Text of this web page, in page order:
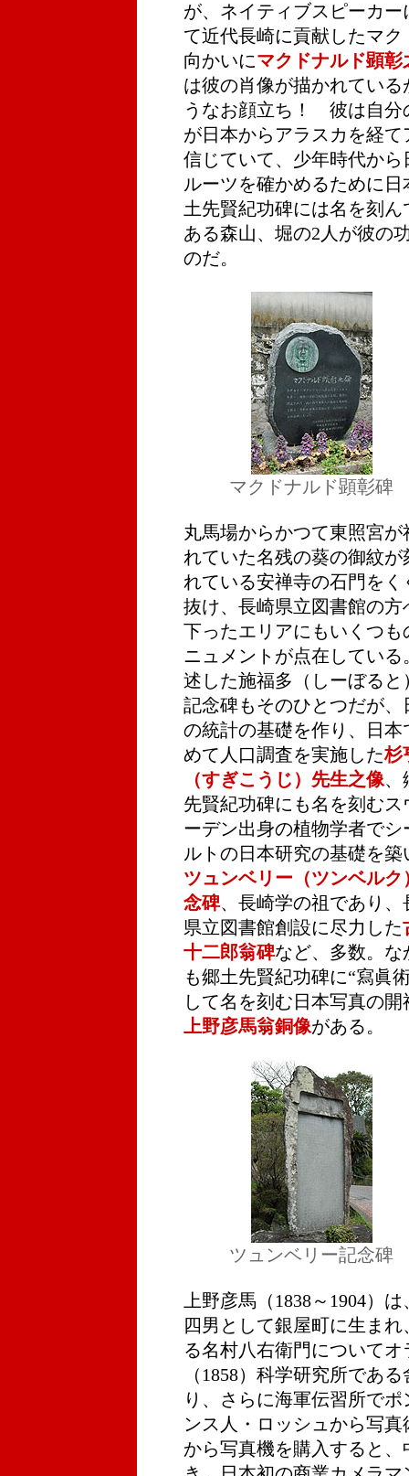
が、ネイティブスピーカ
て近代長崎に貢献したマ
向かいにマクドナルド顕彰
は彼の肖像が描かれてい
うなお顔立ち！ 彼は自分
が日本からアラスカを経
信じていて、少年時代か
ルーツを確かめるために
土先賢紀功碑には名を刻
ある森山、堀の2人が彼の
のだ。
マクドナルド顕彰碑
丸馬場からかつて東照宮が
れていた名残の葵の御紋が
れている安禅寺の石門をく
抜け、長崎県立図書館の方
下ったエリアにもいくつも
ニュメントが点在している
述した施福多（しーぼると
記念碑もそのひとつだが、
の統計の基礎を作り、日本
めて人口調査を実施した杉
（すぎこうじ）先生之像、
先賢紀功碑にも名を刻むス
ーデン出身の植物学者でシ
ルトの日本研究の基礎を築
ツュンベリー（ツンベルク
念碑、長崎学の祖であり、
県立図書館創設に尽力した
十二郎翁碑など、多数。な
も郷土先賢紀功碑に“寫眞
して名を刻む日本写真の開
上野彦馬翁銅像がある。
ツュンベリー記念碑
上野彦馬（1838～1904）
四男として銀屋町に生ま
る名村八右衛門について
（1858）科学研究所であ
り、さらに海軍伝習所で
ンス人・ロッシュから写
から写真機を購入すると